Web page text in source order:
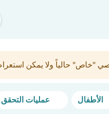
"خاص" حالياً ولا يمكن
الأطفال